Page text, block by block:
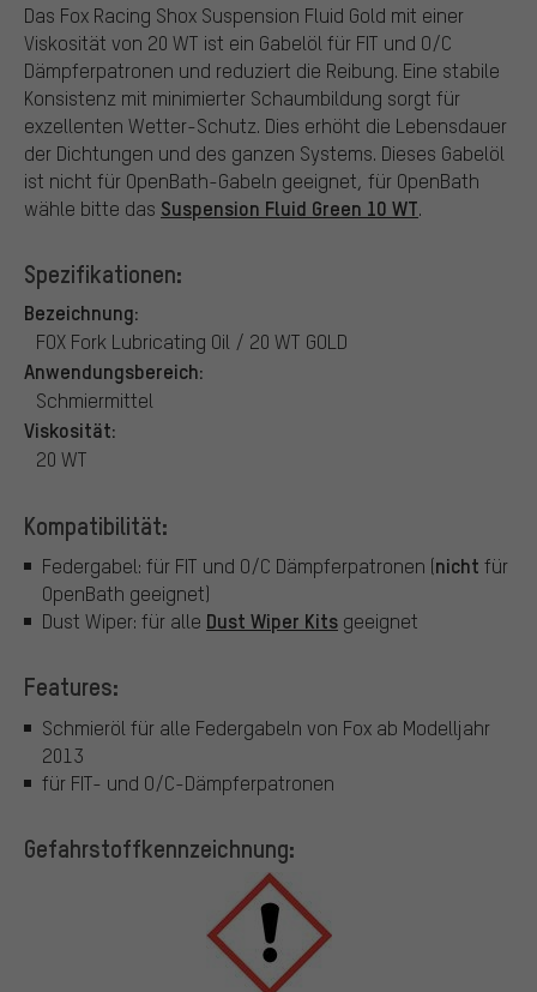
Das Fox Racing Shox Suspension Fluid Gold mit einer
Viskosität von 20 WT ist ein Gabelöl für FIT und O/C
Dämpferpatronen und reduziert die Reibung. Eine stabile
Konsistenz mit minimierter Schaumbildung sorgt für
exzellenten Wetter-Schutz. Dies erhöht die Lebensdauer
der Dichtungen und des ganzen Systems. Dieses Gabelöl
ist nicht für OpenBath-Gabeln geeignet, für OpenBath
wähle bitte das Suspension Fluid Green 10 WT.
Spezifikationen:
Bezeichnung:
FOX Fork Lubricating Oil / 20 WT GOLD
Anwendungsbereich:
Schmiermittel
Viskosität:
20 WT
Kompatibilität:
Federgabel: für FIT und O/C Dämpferpatronen (nicht für
OpenBath geeignet)
Dust Wiper: für alle Dust Wiper Kits geeignet
Features:
Schmieröl für alle Federgabeln von Fox ab Modelljahr
2013
für FIT- und O/C-Dämpferpatronen
Gefahrstoffkennzeichnung: